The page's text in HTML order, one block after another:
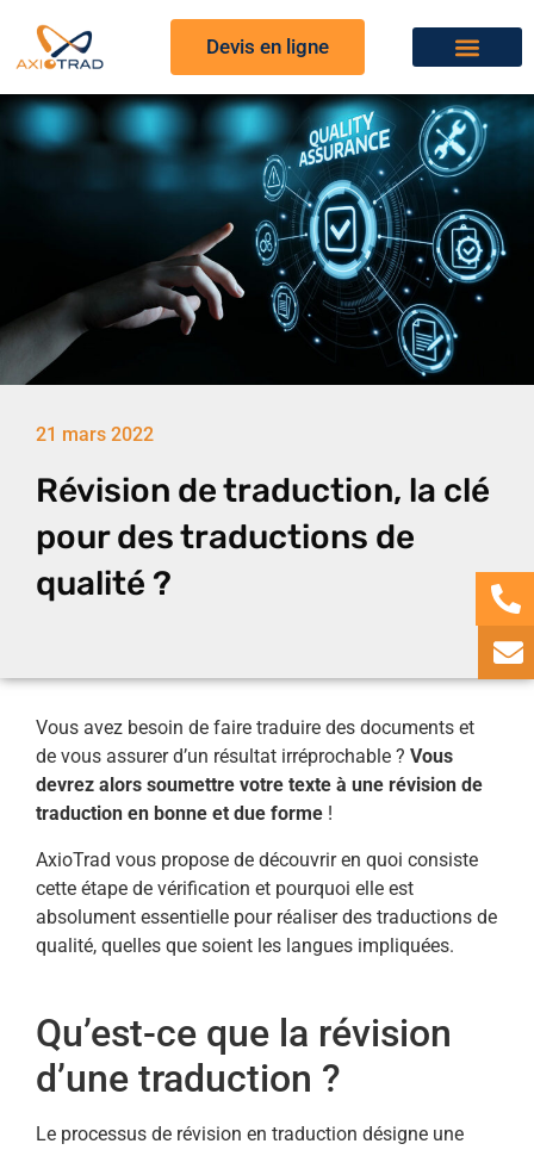
Devis en ligne
21 mars 2022
Révision de traduction, la clé
pour des traductions de
qualité ?
Vous avez besoin de faire traduire des documents et
de vous assurer d’un résultat irréprochable ? Vous
devrez alors soumettre votre texte à une révision de
traduction en bonne et due forme !
AxioTrad vous propose de découvrir en quoi consiste
cette étape de vérification et pourquoi elle est
absolument essentielle pour réaliser des traductions de
qualité, quelles que soient les langues impliquées.
Qu’est-ce que la révision
d’une traduction ?
Le processus de révision en traduction désigne une